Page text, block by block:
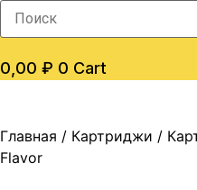
0,00 ₽ 0 Cart
Главная / Картриджи /
Flavor